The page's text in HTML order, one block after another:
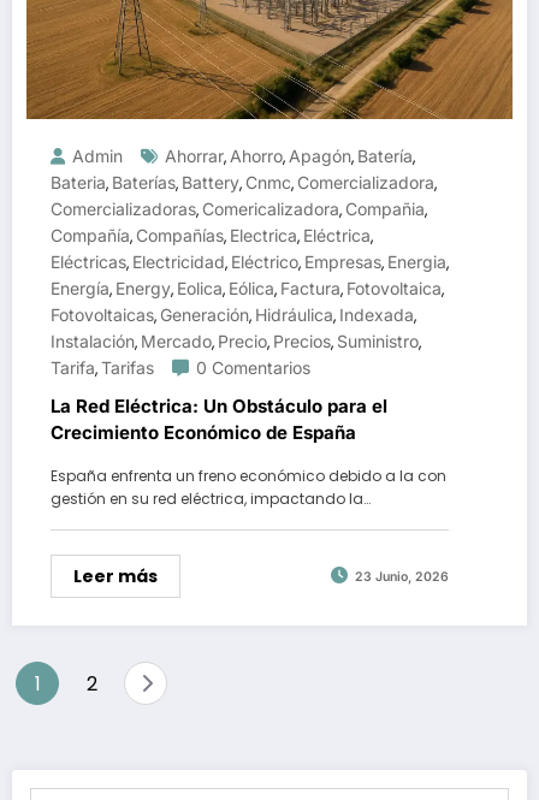
Admin Ahorrar, Ahorro, Apagón, Batería,
Bateria, Baterías, Battery, Cnmc, Comercializadora,
Comercializadoras, Comericalizadora, Compañia,
Compañía, Compañías, Electrica, Eléctrica,
Eléctricas, Electricidad, Eléctrico, Empresas, Energia,
Energía, Energy, Eolica, Eólica, Factura, Fotovoltaica,
Fotovoltaicas, Generación, Hidráulica, Indexada,
Instalación, Mercado, Precio, Precios, Suministro,
Tarifa,Tarifas 0 Comentarios
La Red Eléctrica: Un Obstáculo para el
Crecimiento Económico de España
España enfrenta un freno económico debido a la con
gestión en su red eléctrica, impactando la…
Leer más 23 Junio, 2026
Paginación
1 2